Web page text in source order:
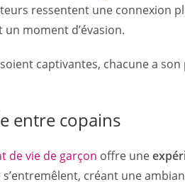
ressentent une connexion
moment d’évasion.
captivantes, chacune a
entre copains
de vie de garçon offre une
créant une